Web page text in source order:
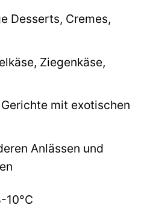
Desserts, Cremes,
Ziegenkäse,
Gerichte mit exotischen
Anlässen und
10°C